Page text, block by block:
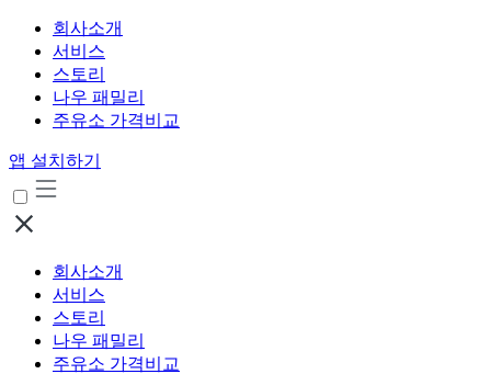
회사소개
서비스
스토리
나우 패밀리
주유소 가격비교
앱 설치하기
회사소개
서비스
스토리
나우 패밀리
주유소 가격비교